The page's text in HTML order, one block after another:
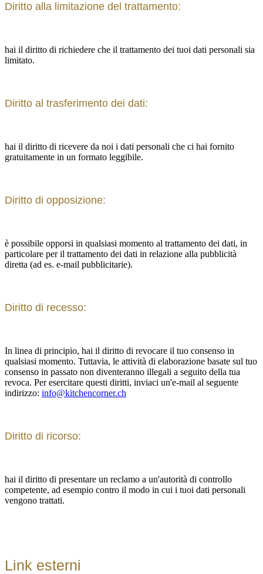
Diritto alla limitazione del trattamento:
hai il diritto di richiedere che il trattamento dei tuoi dati personali sia
limitato.
Diritto al trasferimento dei dati:
hai il diritto di ricevere da noi i dati personali che ci hai fornito
gratuitamente in un formato leggibile.
Diritto di opposizione:
è possibile opporsi in qualsiasi momento al trattamento dei dati, in
particolare per il trattamento dei dati in relazione alla pubblicità
diretta (ad es. e-mail pubblicitarie).
Diritto di recesso:
In linea di principio, hai il diritto di revocare il tuo consenso in
qualsiasi momento. Tuttavia, le attività di elaborazione basate sul tuo
consenso in passato non diventeranno illegali a seguito della tua
revoca. Per esercitare questi diritti, inviaci un'e-mail al seguente
indirizzo: info@kitchencorner.ch
Diritto di ricorso:
hai il diritto di presentare un reclamo a un'autorità di controllo
competente, ad esempio contro il modo in cui i tuoi dati personali
vengono trattati.
Link esterni